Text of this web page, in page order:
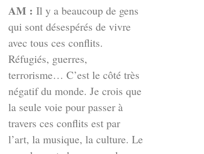
AM : Il y a beaucoup de gens
qui sont désespérés de vivre
avec tous ces conflits.
Réfugiés, guerres,
terrorisme… C’est le côté très
négatif du monde. Je crois que
la seule voie pour passer à
travers ces conflits est par
l’art, la musique, la culture. Le